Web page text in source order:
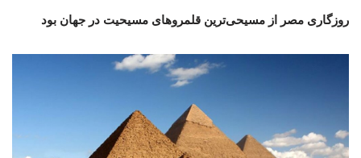
روزگاری مصر از مسیحی‌ترین قلمروهای مسیحیت در جهان بود